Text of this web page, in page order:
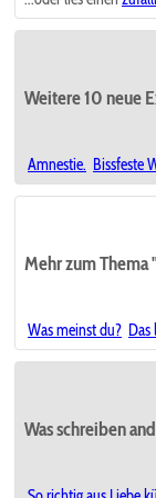
Weitere 10 neue
Amnestie. Bissfeste
Mehr zum
Was meinst du? Das
Was schreiben